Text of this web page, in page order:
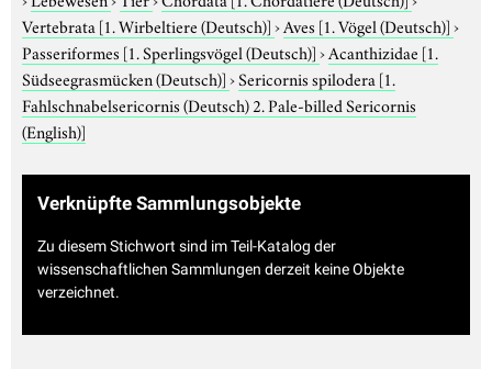
Vertebrata [1. Wirbeltiere (Deutsch)]›Aves [1. Vögel (Deutsch)]›
Passeriformes [1. Sperlingsvögel (Deutsch)]›Acanthizidae [1.
Südseegrasmücken (Deutsch)]›Sericornis spilodera [1.
Fahlschnabelsericornis (Deutsch) 2. Pale-billed Sericornis
(English)]
Verknüpfte Sammlungsobjekte
Zu diesem Stichwort sind im Teil-Katalog der
wissenschaftlichen Sammlungen derzeit keine Objekte
verzeichnet.